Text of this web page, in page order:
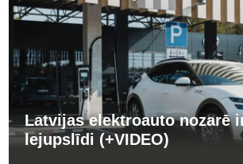
Latvijas elektroauto nozarē
lejupslīdi (+VIDEO)